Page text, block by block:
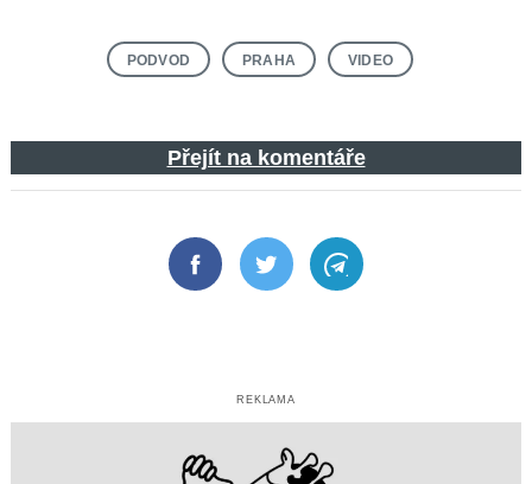
PODVOD PRAHA VIDEO
Přejít na komentáře
FacebookTwitter Telegram
REKLAMA